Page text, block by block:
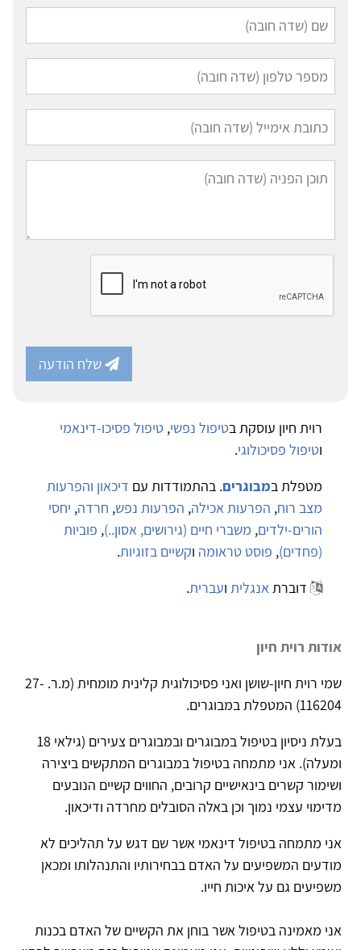
שלח הודעה
רוית חיון עוסקת בטיפול נפשי, טיפול פסיכו-דינאמי
וטיפול פסיכולוגי.
מטפלת במבוגרים. בהתמודדות עם דיכאון והפרעות
מצב רוח, הפרעות אכילה, הפרעות נפש, חרדה, יחסי
הורים-ילדים, משברי חיים (גירושים, אסון..), פוביות
(פחדים), פוסט טראומה וקשיים בזוגיות.
דוברתאנגלית ועברית.
אודות רוית חיון
שמי רוית חיון-שושן ואני פסיכולוגית קלינית מומחית (מ.ר. 27-
116204) המטפלת במבוגרים.
בעלת ניסיון בטיפול במבוגרים ובמבוגרים צעירים (גילאי 18
ומעלה). אני מתמחה בטיפול במבוגרים המתקשים ביצירה
ושימור קשרים בינאישיים קרובים, החווים קשיים הנובעים
מדימוי עצמי נמוך וכן באלה הסובלים מחרדה ודיכאון.
אני מתמחה בטיפול דינאמי אשר שם דגש על תהליכים לא
מודעים המשפיעים על האדם בבחירותיו והתנהלותו ומכאן
משפיעים גם על איכות חייו.
אני מאמינה בטיפול אשר בוחן את הקשיים של האדם בכנות